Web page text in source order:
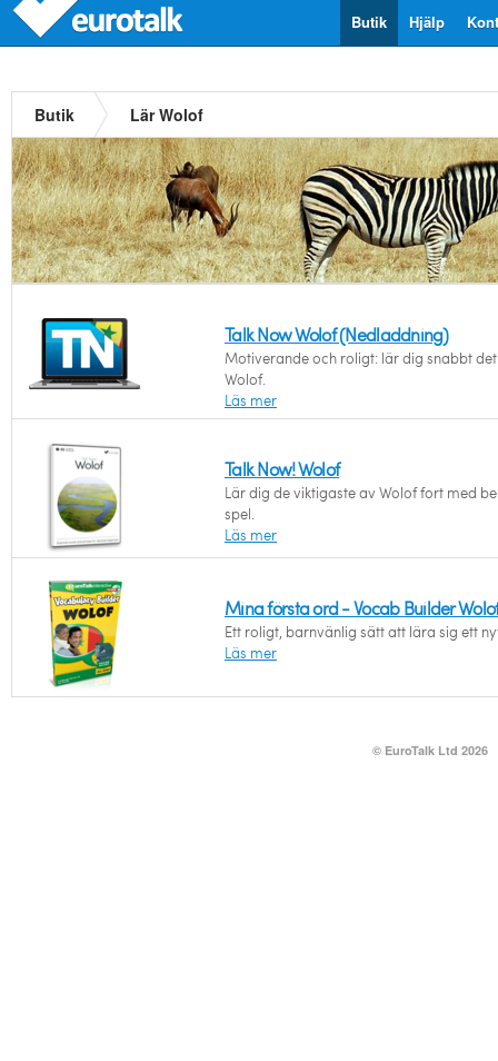
Hjälp
Butik
Butik Lär Wolof
Talk Now Wolof (Nedladdning)
Motiverande och roligt: lär dig snabbt
Wolof.
Läs mer
Talk Now! Wolof
Lär dig de viktigaste av Wolof fort med
spel.
Läs mer
Mina första ord - Vocab Builder
Ett roligt, barnvänlig sätt att lära sig ett
Läs mer
© EuroTalk Ltd 2026